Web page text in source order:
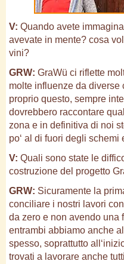
V: Quando avete
avevate in mente? cosa
vini?
GRW: GraWü ci riflette
molte influenze da
proprio questo, sempre
dovrebbero raccontare
zona e in definitiva di noi
po‘ al di fuori degli
V: Quali sono state le
costruzione del progetto
GRW: Sicuramente la
conciliare i nostri lavori
da zero e non avendo
entrambi abbiamo anche
spesso, soprattutto
trovati a lavorare anche